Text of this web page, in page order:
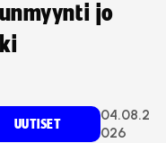
jo
UUTISET
04.08.2
026